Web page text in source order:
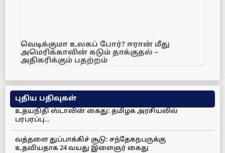
வெடிக்குமா உலகப் போர்? ஈரான் மீது
அமெரிக்காவின் கடும் தாக்குதல் –
அதிகரிக்கும் பதற்றம்
புதிய பதிவுகள்
உதயநிதி ஸ்டாலின் கைது: தமிழக அரசியலில்
பரபரப்பு…
வத்தளை துப்பாக்கிச் சூடு: சந்தேகநபருக்கு
உதவியதாக 24 வயது இளைஞர் கைது